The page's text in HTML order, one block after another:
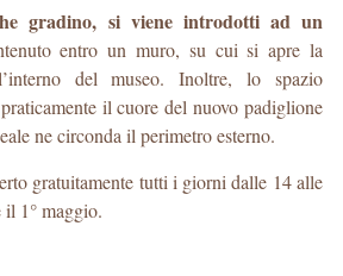
gradino, si viene introdotti ad un
entro un muro, su cui si apre la
del museo. Inoltre, lo spazio
il cuore del nuovo padiglione
ne circonda il perimetro esterno.
gratuitamente tutti i giorni dalle 14 alle
il 1° maggio.